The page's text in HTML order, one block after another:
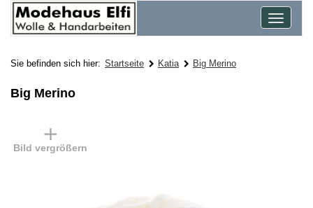
Toggle
Sie befinden sich hier: Startseite Katia Big Merino
Big Merino
Bild vergrößern